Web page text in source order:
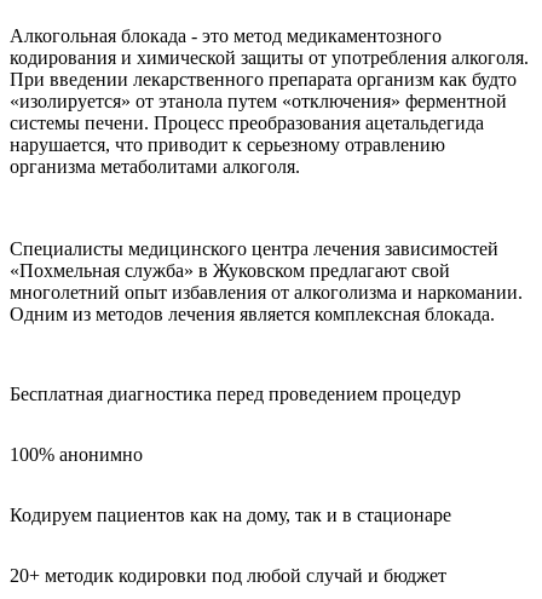
Алкогольная блокада - это метод медикаментозного
кодирования и химической защиты от употребления алкоголя.
При введении лекарственного препарата организм как будто
«изолируется» от этанола путем «отключения» ферментной
системы печени. Процесс преобразования ацетальдегида
нарушается, что приводит к серьезному отравлению
организма метаболитами алкоголя.
Специалисты медицинского центра лечения зависимостей
«Похмельная служба» в Жуковском предлагают свой
многолетний опыт избавления от алкоголизма и наркомании.
Одним из методов лечения является комплексная блокада.
Бесплатная диагностика перед проведением процедур
100% анонимно
Кодируем пациентов как на дому, так и в стационаре
20+ методик кодировки под любой случай и бюджет